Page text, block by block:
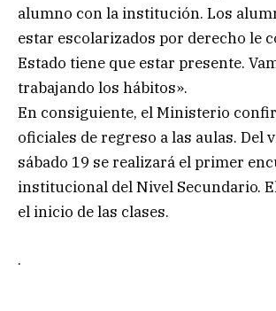
alumno con la institución. Los
estar escolarizados por derecho le
Estado tiene que estar presente.
trabajando los hábitos».
En consiguiente, el Ministerio
oficiales de regreso a las aulas. Del
sábado 19 se realizará el primer
institucional del Nivel Secundario.
el inicio de las clases.
.